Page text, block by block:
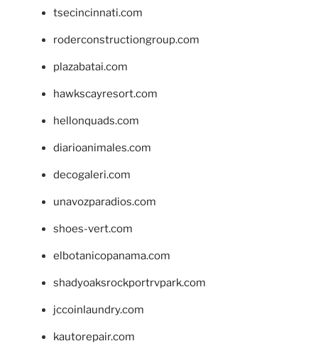
tsecincinnati.com
roderconstructiongroup.com
plazabatai.com
hawkscayresort.com
hellonquads.com
diarioanimales.com
decogaleri.com
unavozparadios.com
shoes-vert.com
elbotanicopanama.com
shadyoaksrockportrvpark.com
jccoinlaundry.com
kautorepair.com